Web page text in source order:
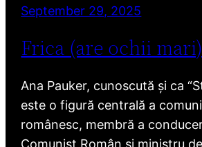
September 29, 2025
Frica (are ochii mari)
Ana Pauker, cunoscută și ca
este o figură centrală a
românesc, membră a
Comunist Român și ministru